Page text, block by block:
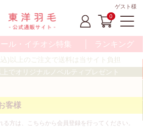
ゲスト様
0
ル・イチオシ特集 ランキング
)以上のご注文で送料は当サイト負担
でオリジナルノベルティプレゼント
客様
る方は、こちらから会員登録を行ってください。